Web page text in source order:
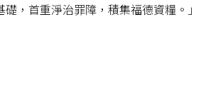
，首重淨治罪障，積集福德資糧。」